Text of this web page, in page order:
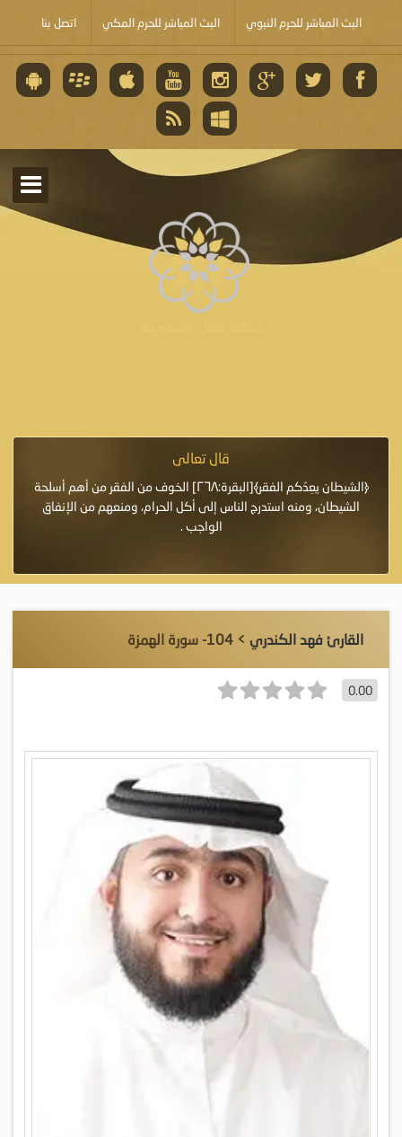
البث المباشر للحرم النبوي البث المباشر للحرم المكي اتصل بنا
قال تعالى
﴿الشيطان يعِدُكم الفقر﴾[البقرة:٢٦٨] الخوف من الفقر من أهم أسلحة
الشيطان، ومنه استدرج الناس إلى أكل الحرام، ومنعهم من الإنفاق
الواجب .
القارئ فهد الكندري > 104- سورة الهمزة
0.00